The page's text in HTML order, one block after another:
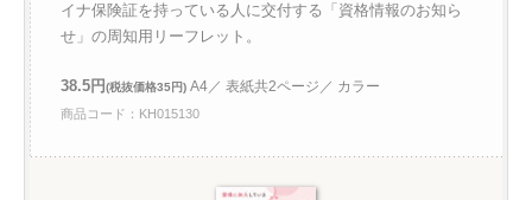
イナ保険証を持っている人に交付する「資格情報のお知ら
せ」の周知用リーフレット。
38.5円(税抜価格35円) A4／ 表紙共2ページ／ カラー
商品コード：KH015130